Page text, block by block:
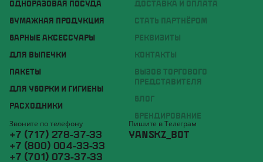
ОДНОРАЗОВАЯ ПОСУДА
БУМАЖНАЯ ПРОДУКЦИЯ
БАРНЫЕ АКСЕССУАРЫ
ДЛЯ ВЫПЕЧКИ
ПАКЕТЫ
ДЛЯ УБОРКИ И ГИГИЕНЫ
РАСХОДНИКИ
ДОСТАВКА И ОПЛАТА
СТАТЬ ПАРТНЁРОМ
РЕКВИЗИТЫ
КОНТАКТЫ
ВЫЗОВ ТОРГОВОГО
ПРЕДСТАВИТЕЛЯ
БЛОГ
БРЕНДИРОВАНИЕ
Звоните по телефону
+7 (717) 278-37-33
+7 (800) 004-33-33
+7 (701) 073-37-33
Пишите в Телеграм
YANSKZ_BOT